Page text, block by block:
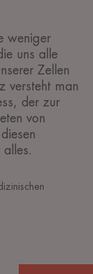
weniger
uns alle
Zellen
versteht man
der zur
von
alles.